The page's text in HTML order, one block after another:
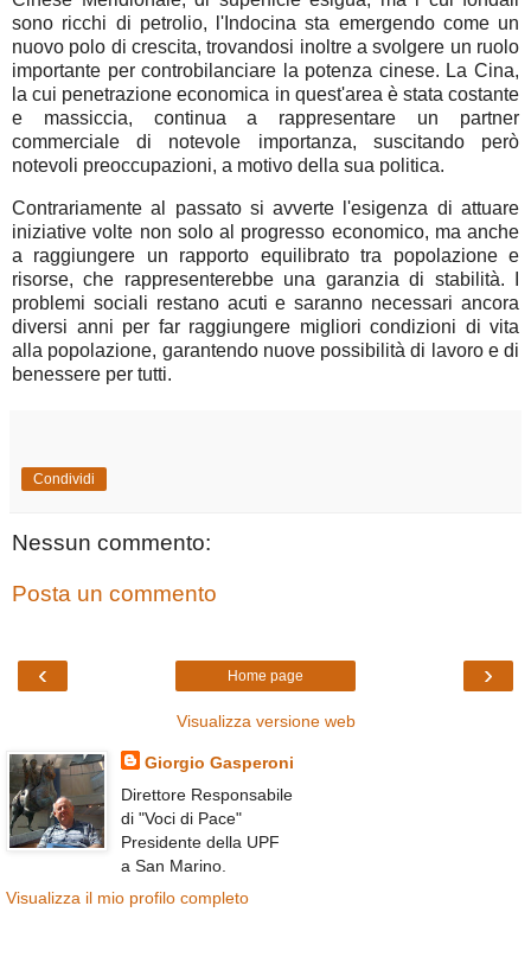
sono ricchi di petrolio, l'Indocina sta emergendo come un
nuovo polo di crescita, trovandosi inoltre a svolgere un ruolo
importante per controbilanciare la potenza cinese. La Cina,
la cui penetrazione economica in quest'area è stata costante
e massiccia, continua a rappresentare un partner
commerciale di notevole importanza, suscitando però
notevoli preoccupazioni, a motivo della sua politica.
Contrariamente al passato si avverte l'esigenza di attuare
iniziative volte non solo al progresso economico, ma anche
a raggiungere un rapporto equilibrato tra popolazione e
risorse, che rappresenterebbe una garanzia di stabilità. I
problemi sociali restano acuti e saranno necessari ancora
diversi anni per far raggiungere migliori condizioni di vita
alla popolazione, garantendo nuove possibilità di lavoro e di
benessere per tutti.
Condividi
Nessun commento:
Posta un commento
‹ ›
Home page
Visualizza versione web
Giorgio Gasperoni
Direttore Responsabile
di "Voci di Pace"
Presidente della UPF
a San Marino.
Visualizza il mio profilo completo